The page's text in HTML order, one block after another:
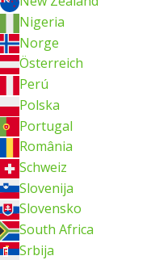
Nigeria
Norge
Österreich
Perú
Polska
Portugal
România
Schweiz
Slovenija
Slovensko
South Africa
Srbija